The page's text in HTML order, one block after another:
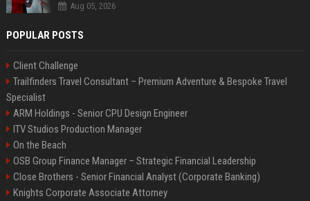
Aug 05, 2026
POPULAR POSTS
Client Challenge
Trailfinders Travel Consultant – Premium Adventure & Bespoke Travel
Specialist
ARM Holdings - Senior CPU Design Engineer
ITV Studios Production Manager
On the Beach
OSB Group Finance Manager – Strategic Financial Leadership
Close Brothers - Senior Financial Analyst (Corporate Banking)
Knights Corporate Associate Attorney